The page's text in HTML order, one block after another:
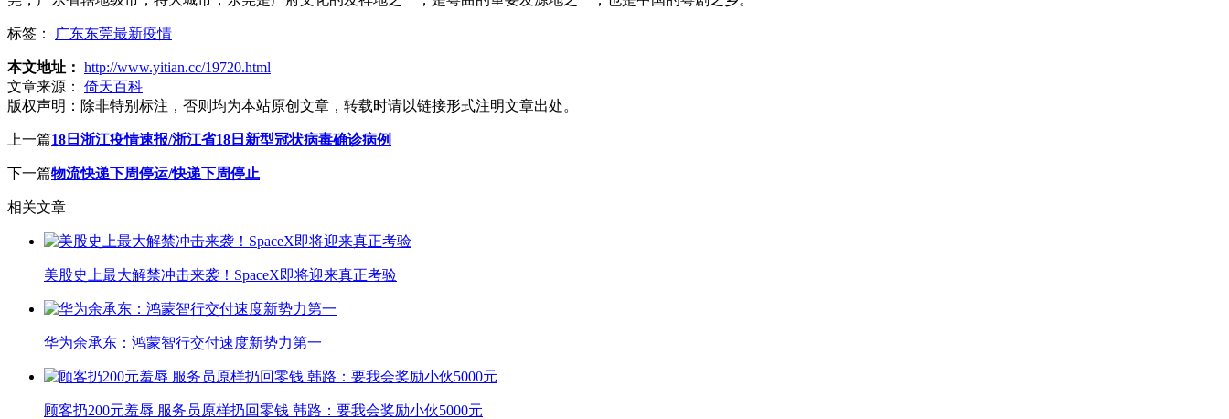
标签： 广东东莞最新疫情
本文地址： http://www.yitian.cc/19720.html
文章来源：
倚天百科
版权声明： 除非特别标注，否则均为本站原创文章，转载时请以链接形式注明文章出处。
上一篇18日浙江疫情速报/浙江省18日新型冠状病毒确诊病例
下一篇物流快递下周停运/快递下周停止
相关文章
美股史上最大解禁冲击来袭！SpaceX即将迎来真正考验
华为余承东：鸿蒙智行交付速度新势力第一
顾客扔200元羞辱 服务员原样扔回零钱 韩路：要我会奖励小伙5000元